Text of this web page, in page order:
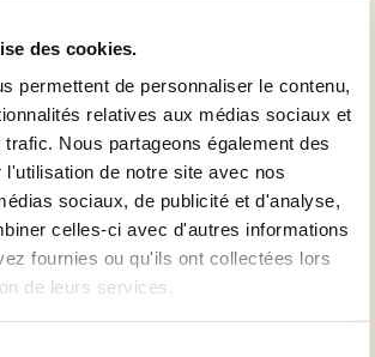
des cookies.
permettent de personnaliser le contenu,
relatives aux médias sociaux et
Nous partageons également des
l'utilisation de notre site avec nos
sociaux, de publicité et d'analyse,
celles-ci avec d'autres informations
fournies ou qu'ils ont collectées lors
de leurs services.
d’actualité et exposer les avantages
de différentes possibilités.
contacter